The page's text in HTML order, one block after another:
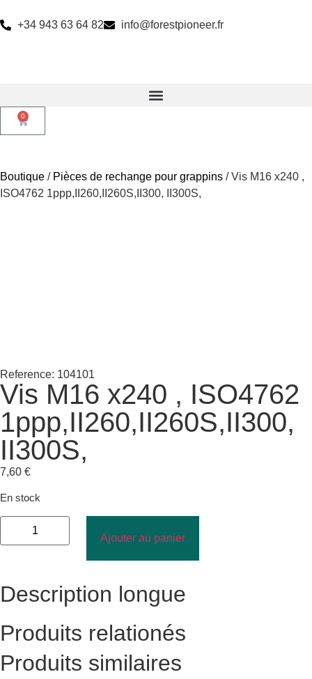
+34 943 63 64 82 info@forestpioneer.fr
0
Boutique / Pièces de rechange pour grappins / Vis M16 x240 ,
ISO4762 1ppp,II260,II260S,II300, II300S,
Reference: 104101
Vis M16 x240 , ISO4762
1ppp,II260,II260S,II300,
II300S,
7,60 €
En stock
Ajouter au panier
Description longue
Produits relationés
Produits similaires